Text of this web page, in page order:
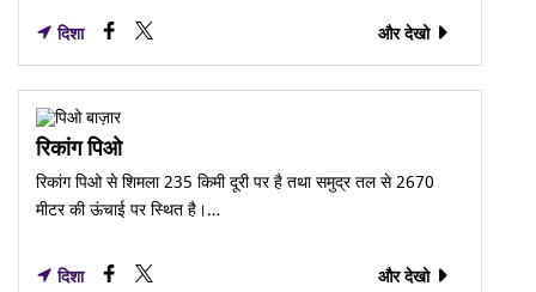
दिशा और देखो
रिकांग पिओ
रिकांग पिओ से शिमला 235 किमी दूरी पर है तथा समुद्र तल से 2670
मीटर की ऊंचाई पर स्थित है।…
दिशा और देखो